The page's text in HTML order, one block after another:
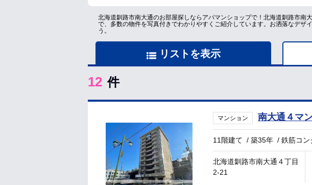
北海道釧路市南大通のお部屋探しならアパマンショップで！北海道釧路市南
で、多数の物件を写真付きでわかりやすくご紹介しています。お洒落なデザ
う。
リストを表示
12 件
マンション 南大通４マ
11階建て /築35年 /鉄筋コン
北海道釧路市南大通４丁目
2-21